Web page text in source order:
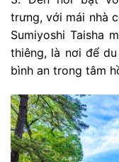
trưng, với mái nhà
Sumiyoshi Taisha
thiêng, là nơi để
bình an trong tâm